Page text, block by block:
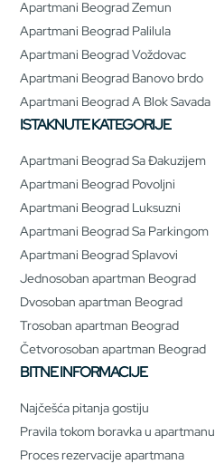
Apartmani Beograd Zemun
Apartmani Beograd Palilula
Apartmani Beograd Voždovac
Apartmani Beograd Banovo brdo
Apartmani Beograd A Blok Savada
ISTAKNUTE KATEGORIJE
Apartmani Beograd Sa Đakuzijem
Apartmani Beograd Povoljni
Apartmani Beograd Luksuzni
Apartmani Beograd Sa Parkingom
Apartmani Beograd Splavovi
Jednosoban apartman Beograd
Dvosoban apartman Beograd
Trosoban apartman Beograd
Četvorosoban apartman Beograd
BITNE INFORMACIJE
Najčešća pitanja gostiju
Pravila tokom boravka u apartmanu
Proces rezervacije apartmana